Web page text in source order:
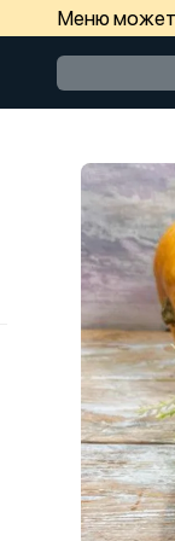
Меню может